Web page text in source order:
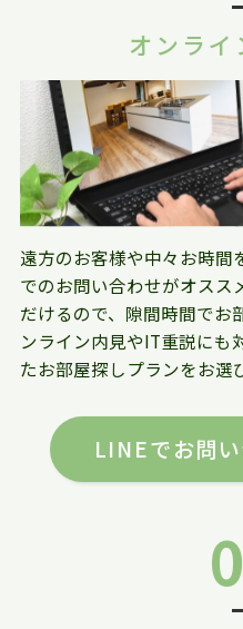
オンライ
遠方のお客様や中々お時間
でのお問い合わせがオスス
だけるので、隙間時間でお
ンライン内見やIT重説にも
たお部屋探しプランをお選
LINEでお問